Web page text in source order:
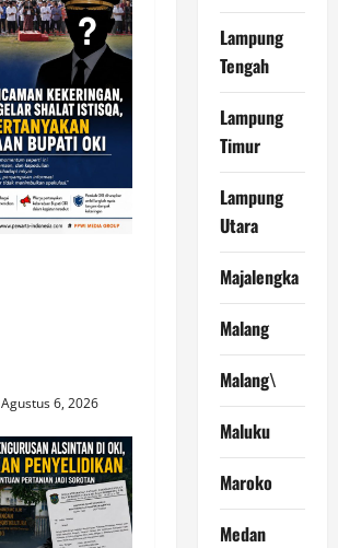
Agustus 6, 2026
Lampung
Tengah
Lampung
Timur
Lampung
Utara
Majalengka
Malang
Malang\
Maluku
Maroko
Medan